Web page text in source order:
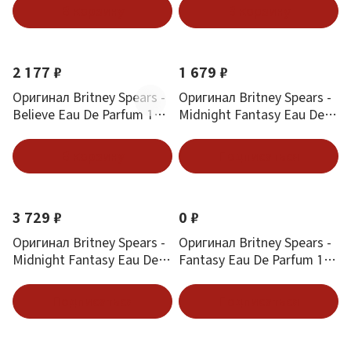
2 177 ₽
Оригинал Britney Spears -
Believe Eau De Parfum 100
1 679 ₽
Оригинал Britney Spears -
Midnight Fantasy Eau De
3 729 ₽
Оригинал Britney Spears -
Midnight Fantasy Eau De
0 ₽
Оригинал Britney Spears -
Fantasy Eau De Parfum 15